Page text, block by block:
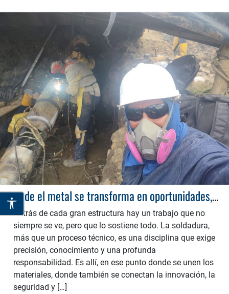
Donde el metal se transforma en oportunidades, la especialización que construye futuro desde la soldadura
Detrás de cada gran estructura hay un trabajo que no
siempre se ve, pero que lo sostiene todo. La soldadura,
más que un proceso técnico, es una disciplina que exige
precisión, conocimiento y una profunda
responsabilidad. Es allí, en ese punto donde se unen los
materiales, donde también se conectan la innovación, la
seguridad y […]